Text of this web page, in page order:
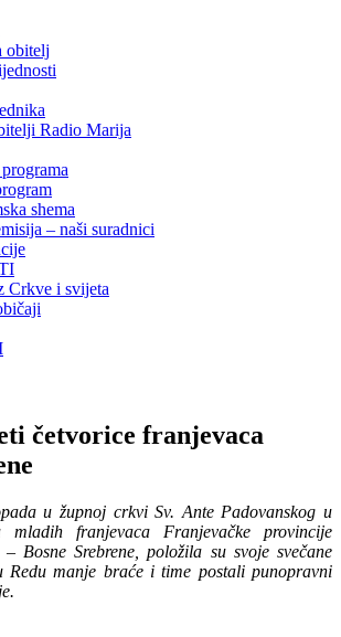
obitelj
Radio Marija
shema
– naši suradnici
Crkve i svijeta
četvorice franjevaca
u župnoj crkvi Sv. Ante Padovanskog u
mladih franjevaca Franjevačke provincije
Bosne Srebrene, položila su svoje svečane
Redu manje braće i time postali punopravni